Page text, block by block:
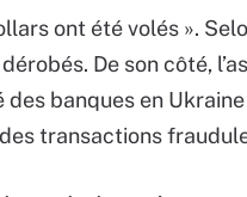
ont été volés ».
De son côté,
banques en
transactions